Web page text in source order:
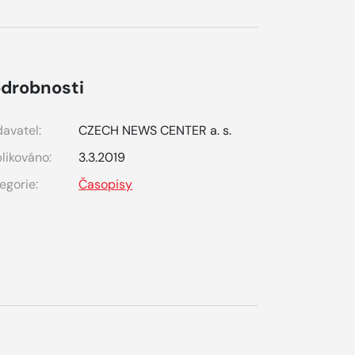
CZECH NEWS CENTER a. s.
3.3.2019
Časopisy